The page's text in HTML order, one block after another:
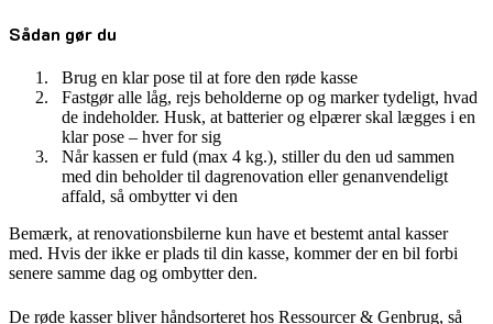
Sådan gør du
Brug en klar pose til at fore den røde kasse
Fastgør alle låg, rejs beholderne op og marker tydeligt, hvad
de indeholder. Husk, at batterier og elpærer skal lægges i en
klar pose – hver for sig
Når kassen er fuld (max 4 kg.), stiller du den ud sammen
med din beholder til dagrenovation eller genanvendeligt
affald, så ombytter vi den
Bemærk, at renovationsbilerne kun have et bestemt antal kasser
med. Hvis der ikke er plads til din kasse, kommer der en bil forbi
senere samme dag og ombytter den.
De røde kasser bliver håndsorteret hos Ressourcer & Genbrug, så